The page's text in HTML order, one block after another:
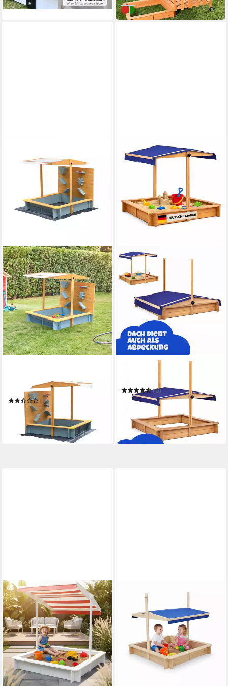
in 2-3 Werktagen bei dir in 3-4 Werktagen bei dir
RotGrün
SANDY - 110 x 110 x 110 cm
(4)
139,00 € UVP
lieferbar in 3 Wochen
(6)
87,99 € UVP99,99 €
in 4-5 Werktagen bei dir